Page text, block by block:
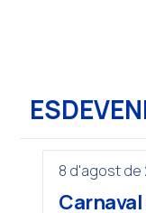
8 d'agost de
Carnaval